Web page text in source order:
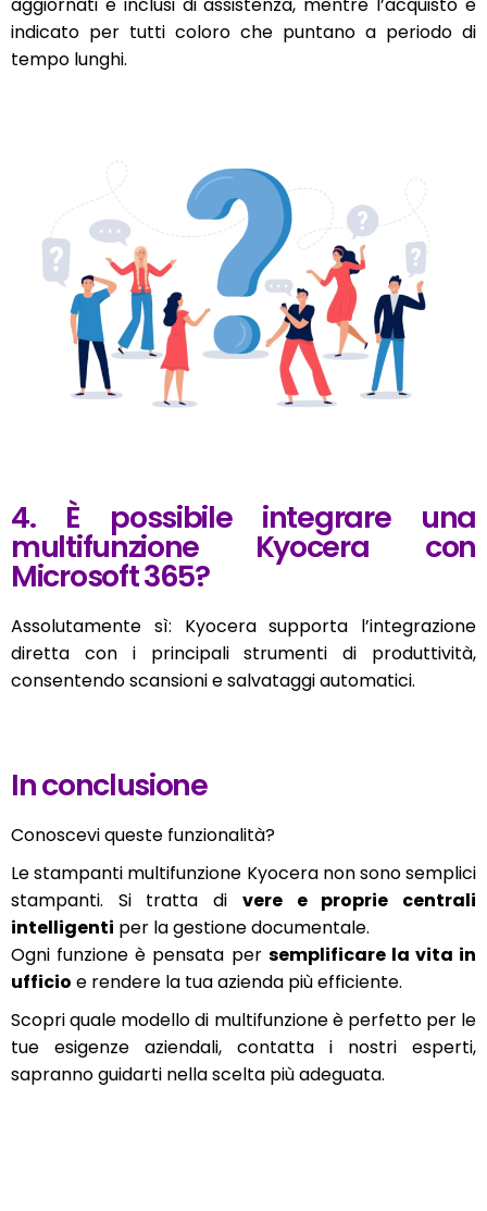
indicato per tutti coloro che puntano a periodo di
tempo lunghi.
4. È possibile integrare una
multifunzione Kyocera con
Microsoft 365?
Assolutamente sì: Kyocera supporta l’integrazione
diretta con i principali strumenti di produttività,
consentendo scansioni e salvataggi automatici.
In conclusione
Conoscevi queste funzionalità?
Le stampanti multifunzione Kyocera non sono semplici
stampanti. Si tratta di vere e proprie centrali
intelligenti per la gestione documentale.
Ogni funzione è pensata per semplificare la vita in
ufficio e rendere la tua azienda più efficiente.
Scopri quale modello di multifunzione è perfetto per le
tue esigenze aziendali, contatta i nostri esperti,
sapranno guidarti nella scelta più adeguata.